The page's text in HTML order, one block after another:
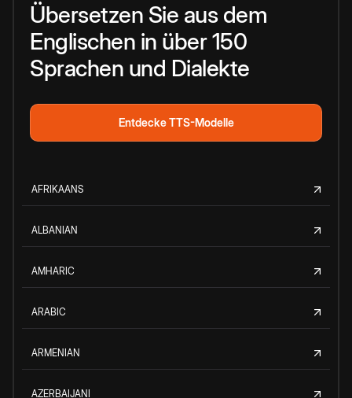
Übersetzen Sie aus dem
Englischen in über 150
Sprachen und Dialekte
Entdecke TTS-Modelle
AFRIKAANS
ALBANIAN
AMHARIC
ARABIC
ARMENIAN
AZERBAIJANI